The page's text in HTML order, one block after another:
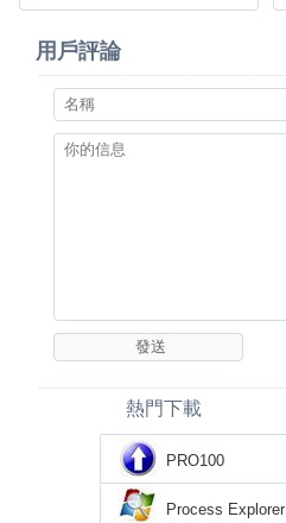
用戶評論
熱門下載
PRO100
Process Explorer